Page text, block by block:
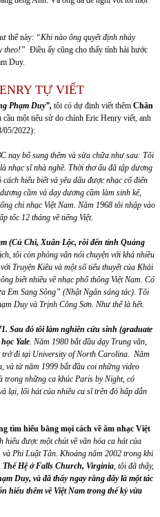
thế này: “Khi nào ông quyết định nhảy
theo!” Điều ấy cũng cho thấy tính hài hước
Duy.
TỰ VIẾT
Phạm Duy”, tôi có dự định viết thêm Chân
một tiểu sử do chính Eric Henry viết, anh
05/2022):
nay bổsung thêm và sửa chữa như sau: Tôi
nhạc sĩ nhà nghề. Thời thơ ấu đã tập dương
hiểu biết và yêu dấu được nhạc cổ điển
cầm và dạy dương cầm làm sinh kế,
chi nhạc Việt Nam. Năm 1968 tôi nhập vào
tốc12 tháng về tiếng Việt.
(Củ Chi, Xuân Lộc, rồi đến tỉnh Quảng
tôi còn phỏng vấn nói chuyện với khá nhiều
Truyện Kiều và một số tiểu thuyết của Khái
biết nhiều về nhạc phổ thông Việt Nam. Có
Sang Sông” (Nhật Ngân sáng tác). Tôi
Duy và Trịnh Công Sơn. Như thế là hết.
Sau đó tôi làm nghiên cứu sinh (graduate
Yale. Năm 1980 bắtđầu dạy Trung văn,
trở đi tại University of North Carolina. Năm
và từ năm 1999 bắt đầu coi những video
trong những ca khúc Paris by Night, có
lại, lối hát của nhiều ca sĩ trên đó hấp dẫn
tìm hiểu bằng mọi cách về âm nhạc Việt
hiểu được một chút vềvăn hóa ca hát của
và Phi Luật Tân. Khoảng năm 2002 trong khi
Thế Hệ ở Falls Church, Virginia, tôi đã thấy,
Duy, và đã thấy ngay rằng đây là một tác
hiểu thêm về Việt Nam trong thế kỷ vừa